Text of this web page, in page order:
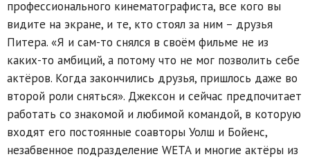
профессионального кинематографиста, все кого вы
видите на экране, и те, кто стоял за ним – друзья
Питера. «Я и сам-то снялся в своём фильме не из
каких-то амбиций, а потому что не мог позволить себе
актёров. Когда закончились друзья, пришлось даже во
второй роли сняться». Джексон и сейчас предпочитает
работать со знакомой и любимой командой, в которую
входят его постоянные соавторы Уолш и Бойенс,
незабвенное подразделение WETA и многие актёры из